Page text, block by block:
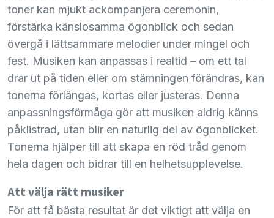
toner kan mjukt ackompanjera ceremonin,
förstärka känslosamma ögonblick och sedan
övergå i lättsammare melodier under mingel och
fest. Musiken kan anpassas i realtid – om ett tal
drar ut på tiden eller om stämningen förändras, kan
tonerna förlängas, kortas eller justeras. Denna
anpassningsförmåga gör att musiken aldrig känns
påklistrad, utan blir en naturlig del av ögonblicket.
Tonerna hjälper till att skapa en röd tråd genom
hela dagen och bidrar till en helhetsupplevelse.
Att välja rätt musiker
För att få bästa resultat är det viktigt att välja en